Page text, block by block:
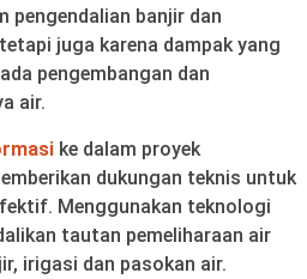
pengendalian banjir dan
juga karena dampak yang
pengembangan dan
air.
ke dalam proyek
dukungan teknis untuk
Menggunakan teknologi
tautan pemeliharaan air
irigasi dan pasokan air.